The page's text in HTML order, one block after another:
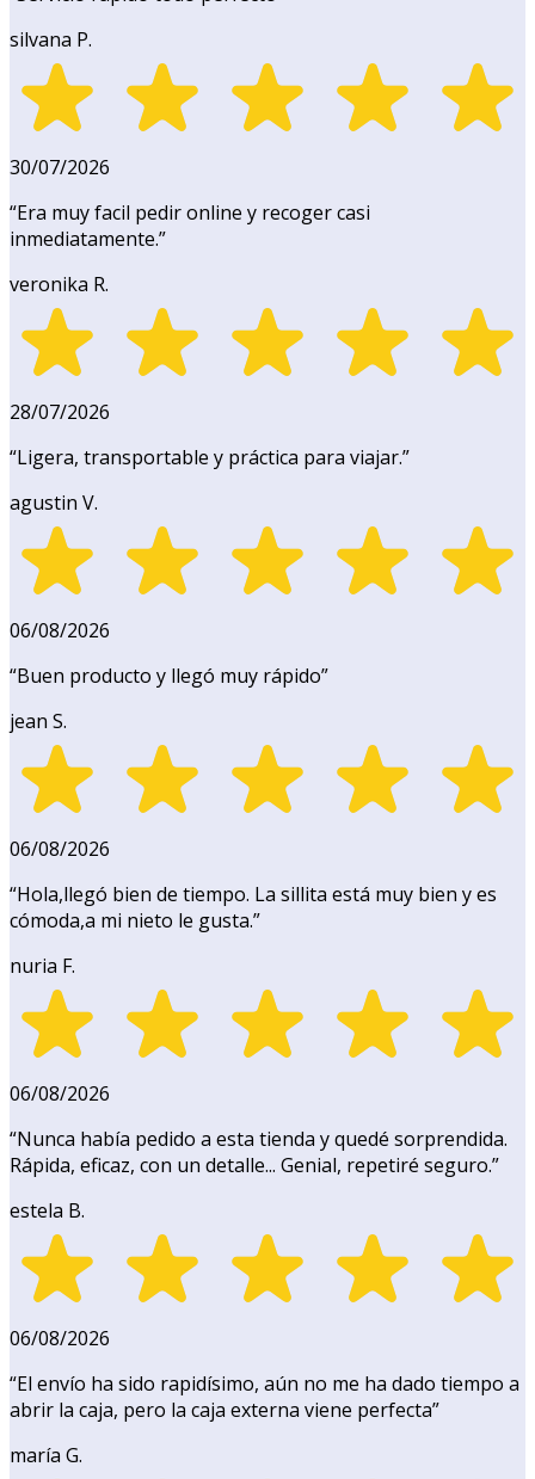
silvana P.
30/07/2026
“Era muy facil pedir online y recoger casi
inmediatamente.”
veronika R.
28/07/2026
“Ligera, transportable y práctica para viajar.”
agustin V.
06/08/2026
“Buen producto y llegó muy rápido”
jean S.
06/08/2026
“Hola,llegó bien de tiempo. La sillita está muy bien y es
cómoda,a mi nieto le gusta.”
nuria F.
06/08/2026
“Nunca había pedido a esta tienda y quedé sorprendida.
Rápida, eficaz, con un detalle... Genial, repetiré seguro.”
estela B.
06/08/2026
“El envío ha sido rapidísimo, aún no me ha dado tiempo a
abrir la caja, pero la caja externa viene perfecta”
maría G.